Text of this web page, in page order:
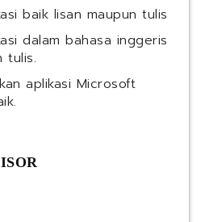
baik lisan maupun tulis
dalam bahasa inggeris
tulis.
aplikasi Microsoft